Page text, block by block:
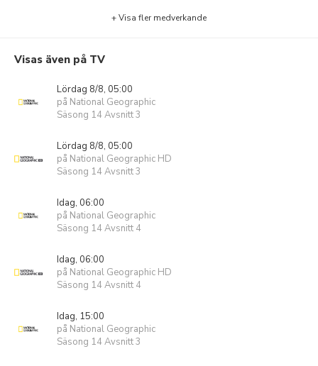
+ Visa fler medverkande
Visas även på TV
Lördag 8/8, 05:00
på National Geographic
Säsong 14 Avsnitt 3
Lördag 8/8, 05:00
på National Geographic HD
Säsong 14 Avsnitt 3
Idag, 06:00
på National Geographic
Säsong 14 Avsnitt 4
Idag, 06:00
på National Geographic HD
Säsong 14 Avsnitt 4
Idag, 15:00
på National Geographic
Säsong 14 Avsnitt 3